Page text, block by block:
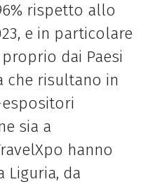
rispetto allo
e in particolare
dai Paesi
che risultano in
sia a
hanno
da